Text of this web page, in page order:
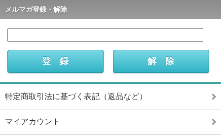
メルマガ登録・解除
特定商取引法に基づく表記（返品など）
マイアカウント